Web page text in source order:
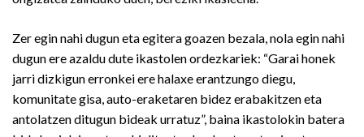
Zer egin nahi dugun eta egitera goazen bezala, nola egin nahi
dugun ere azaldu dute ikastolen ordezkariek: “Garai honek
jarri dizkigun erronkei ere halaxe erantzungo diegu,
komunitate gisa, auto-eraketaren bidez erabakitzen eta
antolatzen ditugun bideak urratuz”, baina ikastolokin batera